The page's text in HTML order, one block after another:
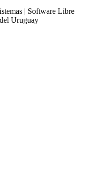
| Software Libre
Uruguay